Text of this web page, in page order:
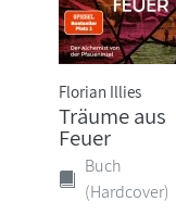
Florian Illies
Träume aus
Feuer
Buch
(Hardcover)